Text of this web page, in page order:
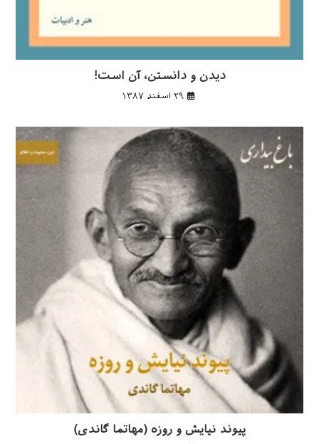
دیدن و دانستن، آن است!
۲۹ اسفند ۱۳۸۷
پیوند نیایش و روزه (مهاتما گاندی)